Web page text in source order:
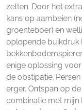
zetten. Door het
kans op aambeien
groenteboer) en
oplopende buikdruk
enige oplossing
de obstipatie.
erger. Ontspan op
combinatie met mijn